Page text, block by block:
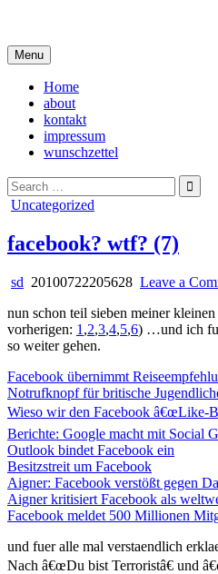
content
Menu
Home
about
kontakt
impressum
wunschzettel
Search
for:
Posted
Uncategorized
facebook? wtf? (7)
sd 20100722205628 Leave a
nun schon teil sieben meiner
vorherigen: 1 ,2,3,4,5,6) …und ich
so weiter gehen.
Facebook übernimmt
Notrufknopf für britische
Wieso wir den Facebook â€œLike-
Berichte: Google macht mit Social
Outlook bindet Facebook ein
Besitzstreit um Facebook
Aigner: Facebook verstößt gegen
Aigner kritisiert Facebook als
Facebook meldet 500 Millionen
und fuer alle mal verstaendlich
Nach â€œDu bist Terroristâ€ und